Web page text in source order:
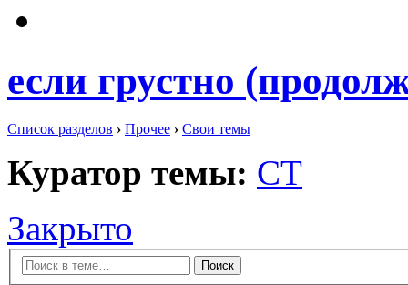
если грустно
Список разделов › Прочее › Свои темы
Куратор темы: СТ
Закрыто